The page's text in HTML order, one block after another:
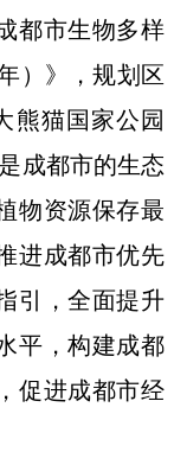
都市生物多样
）》，规划区
熊猫国家公园
成都市的生态
物资源保存最
进成都市优先
引，全面提升
平，构建成都
促进成都市经